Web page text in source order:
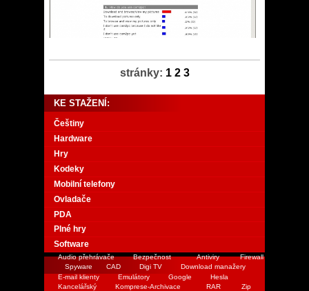
stránky: 1 2 3
KE STAŽENÍ:
Češtiny
Hardware
Hry
Kodeky
Mobilní telefony
Ovladače
PDA
Plné hry
Software
Audio přehrávače Bezpečnost Antiviry
Firewall
Spyware
CAD Digi TV
Download manažery
E-mail klienty
Emulátory Google
Hesla
Kancelářský
Komprese-Archivace RAR
Zip